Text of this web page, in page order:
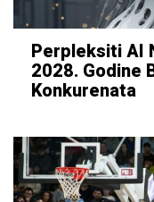
Perpleksiti AI
2028. Godine
Konkurenata